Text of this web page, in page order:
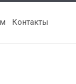
Контакты